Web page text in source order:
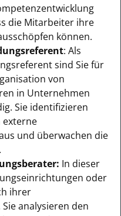
die Mitarbeiter ihre
können.
: Als
sind Sie für
von
in Unternehmen
Sie identifizieren
externe
und überwachen die
In dieser
oder
ihrer
analysieren den